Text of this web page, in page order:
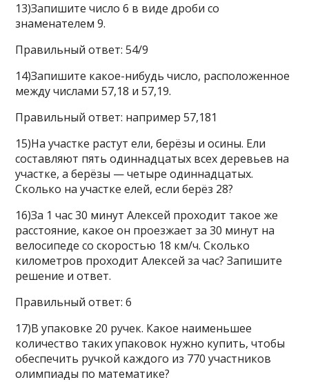
13)Запишите число 6 в виде дроби со
знаменателем 9.
Правильный ответ: 54/9
14)Запишите какое-нибудь число, расположенное
между числами 57,18 и 57,19.
Правильный ответ: например 57,181
15)На участке растут ели, берёзы и осины. Ели
составляют пять одиннадцатых всех деревьев на
участке, а берёзы — четыре одиннадцатых.
Сколько на участке елей, если берёз 28?
16)За 1 час 30 минут Алексей проходит такое же
расстояние, какое он проезжает за 30 минут на
велосипеде со скоростью 18 км/ч. Сколько
километров проходит Алексей за час? Запишите
решение и ответ.
Правильный ответ: 6
17)В упаковке 20 ручек. Какое наименьшее
количество таких упаковок нужно купить, чтобы
обеспечить ручкой каждого из 770 участников
олимпиады по математике?